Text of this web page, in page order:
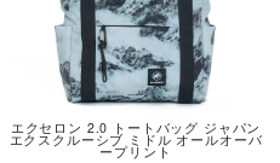
エクセロン 2.0 トートバッグ ジャパン
エクスクルーシブ ミドル オールオーバ
ープリント